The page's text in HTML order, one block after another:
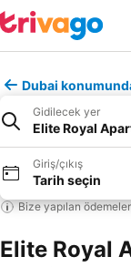
Dubai
Gidilecek yer
Elite Royal
Giriş/çıkış
Tarih seçin
Bize yapılan ödemeler
Elite Royal